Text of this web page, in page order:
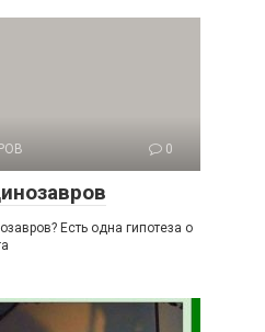
0
Есть одна гипотеза о